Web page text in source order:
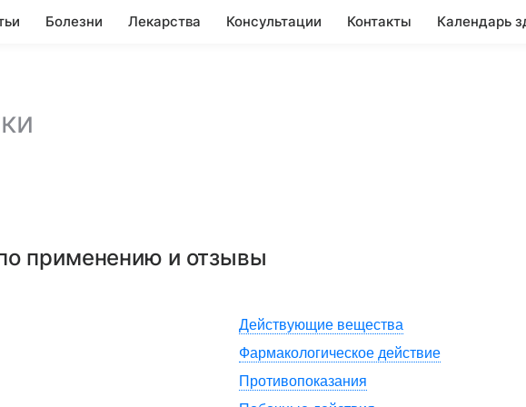
Болезни Лекарства Консультации Контакты Календарь
применению и отзывы
Действующие вещества
Фармакологическое действие
Противопоказания